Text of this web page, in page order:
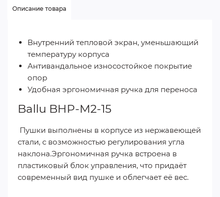
Описание товара
Внутренний тепловой экран, уменьшающий
температуру корпуса
Антивандальное износостойкое покрытие
опор
Удобная эргономичная ручка для переноса
Ballu BHP-M2-15
Пушки выполнены в корпусе из нержавеющей
стали, с возможностью регулирования угла
наклона.Эргономичная ручка встроена в
пластиковый блок управления, что придаёт
современный вид пушке и облегчает её вес.